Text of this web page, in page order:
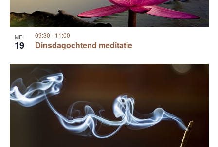
MEI
19 Dinsdagochtend meditatie
09:30 - 11:00